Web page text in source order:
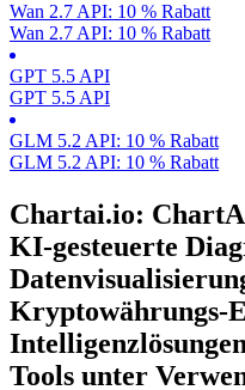
Wan 2.7 API: 10 % Rabatt
Wan 2.7 API: 10 % Rabatt
GPT 5.5 API
GPT 5.5 API
GLM 5.2 API: 10 % Rabatt
GLM 5.2 API: 10 % Rabatt
Chartai.io:
KI-gesteuerte
Kryptowährungs-
Tools unter